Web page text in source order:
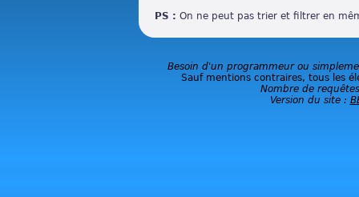
PS : On ne peut pas trier et filtrer en
Besoin d'un programmeur ou
Sauf mentions contraires, tous les
Nombre de
Version du site :